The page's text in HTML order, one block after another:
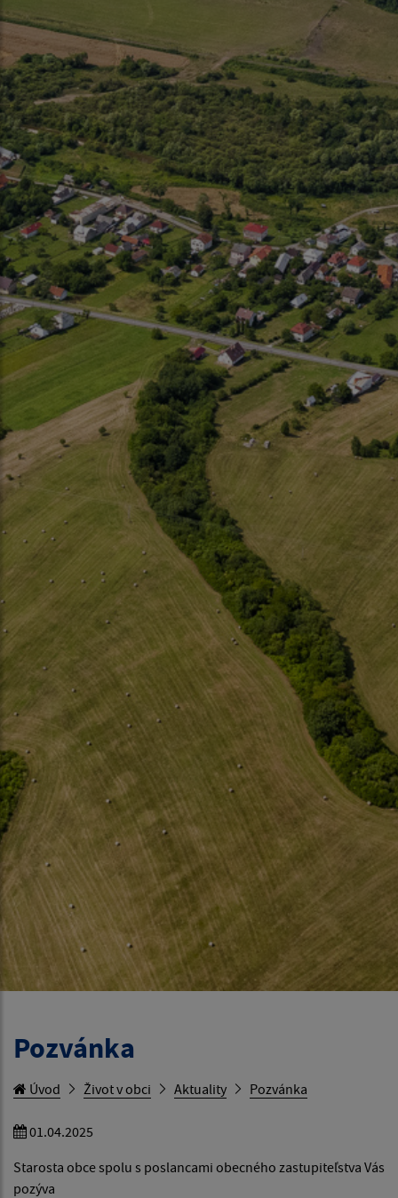
Pozvánka
Úvod Život v obci Aktuality Pozvánka
01.04.2025
Starosta obce spolu s poslancami obecného zastupiteľstva Vás
pozýva